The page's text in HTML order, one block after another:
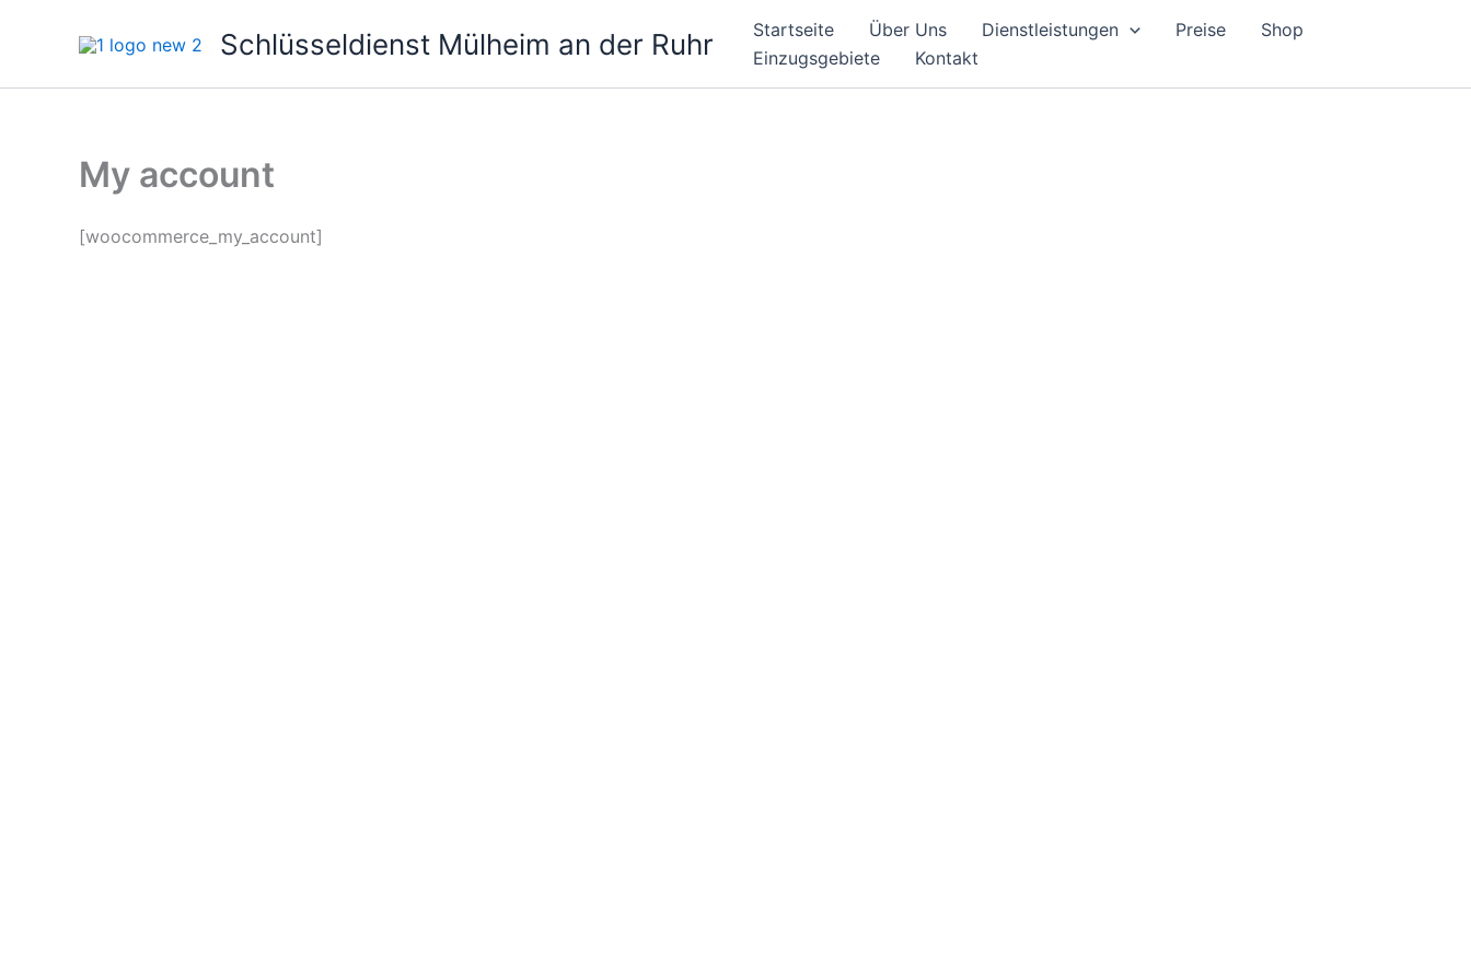
Schlüsseldienst Mülheim an der Ruhr Startseite Über Uns Dienstleistungen Preise
Shop
Einzugsgebiete
Kontakt
My account
[woocommerce_my_account]